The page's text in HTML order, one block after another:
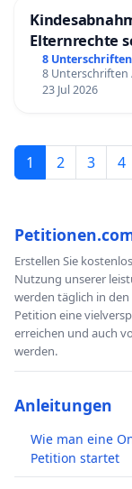
Elternrechte
8 Unterschriften
8 Unterschriften
23 Jul 2026
1 2 3 4
Erstellen Sie
Nutzung unserer
werden täglich in
Petition eine
erreichen und auch
werden.
Anleitungen
Wie man eine
Petition startet